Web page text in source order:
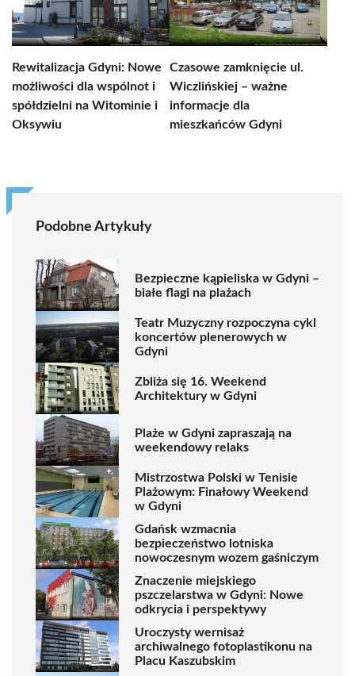
Rewitalizacja Gdyni: Nowe
możliwości dla wspólnot i
spółdzielni na Witominie i
Oksywiu
Czasowe zamknięcie ul.
Wiczlińskiej – ważne
informacje dla
mieszkańców Gdyni
Podobne Artykuły
Bezpieczne kąpieliska w Gdyni –
białe flagi na plażach
Teatr Muzyczny rozpoczyna cykl
koncertów plenerowych w
Gdyni
Zbliża się 16. Weekend
Architektury w Gdyni
Plaże w Gdyni zapraszają na
weekendowy relaks
Mistrzostwa Polski w Tenisie
Plażowym: Finałowy Weekend
w Gdyni
Gdańsk wzmacnia
bezpieczeństwo lotniska
nowoczesnym wozem gaśniczym
Znaczenie miejskiego
pszczelarstwa w Gdyni: Nowe
odkrycia i perspektywy
Uroczysty wernisaż
archiwalnego fotoplastikonu na
Placu Kaszubskim